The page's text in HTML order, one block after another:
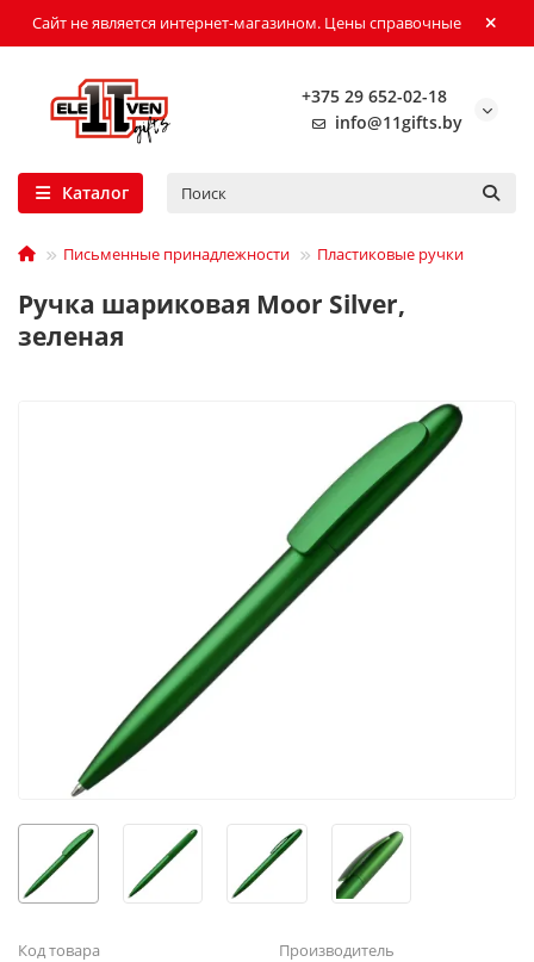
Сайт не является интернет-магазином. Цены справочные
+375 29 652-02-18
info@11gifts.by
Каталог
Письменные принадлежности Пластиковые ручки
Ручка шариковая Moor Silver,
зеленая
Код товара Производитель